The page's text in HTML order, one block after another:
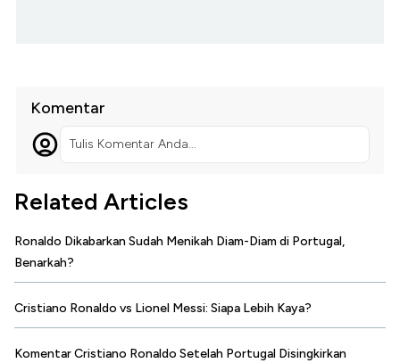
Komentar
Tulis Komentar Anda...
Related Articles
Ronaldo Dikabarkan Sudah Menikah Diam-Diam di Portugal,
Benarkah?
Cristiano Ronaldo vs Lionel Messi: Siapa Lebih Kaya?
Komentar Cristiano Ronaldo Setelah Portugal Disingkirkan